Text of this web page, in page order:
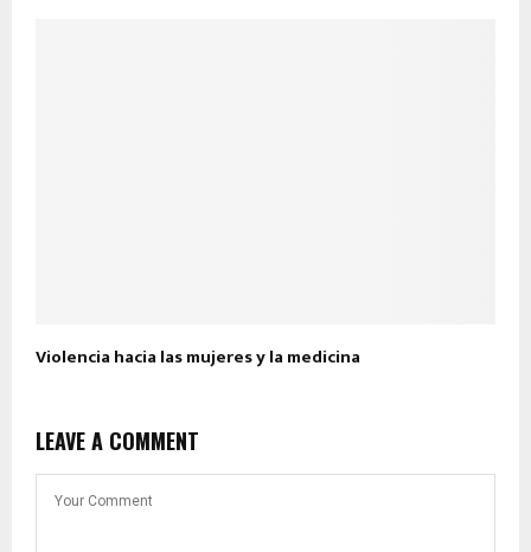
Violencia hacia las mujeres y la medicina
LEAVE A COMMENT